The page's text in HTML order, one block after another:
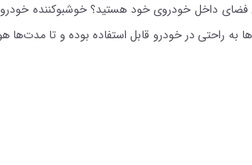
به راحتی در خودرو قابل استفاده بوده و تا